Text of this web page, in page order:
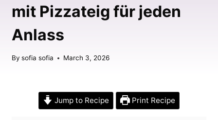
mit Pizzateig für jeden
Anlass
By sofia sofia March 3, 2026
Jump to Recipe Print Recipe